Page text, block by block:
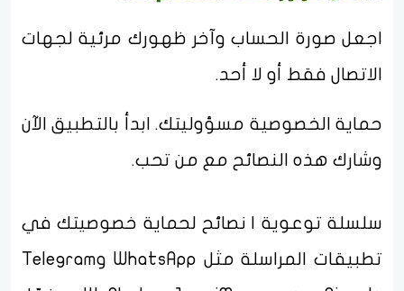
اجعل صورة الحساب وآخر ظهورك مرئية لجهات
الاتصال فقط أو لا أحد.
حماية الخصوصية مسؤوليتك. ابدأ بالتطبيق الآن
وشارك هذه النصائح مع من تحب.
سلسلة توعوية | نصائح لحماية خصوصيتك في
تطبيقات المراسلة مثل WhatsApp وTelegram